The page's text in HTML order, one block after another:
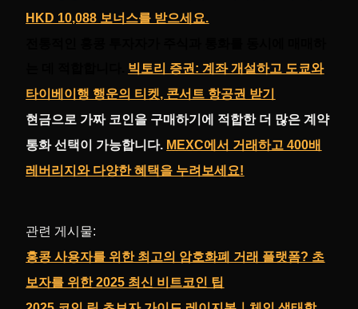
HKD 10,088 보너스를 받으세요.
빅토리 증권: 계좌 개설하고 도쿄와
타이베이행 행운의 티켓, 콘서트 항공권 받기
현금으로 가짜 코인을 구매하기에 적합한 더 많은 계약
통화 선택이 가능합니다. MEXC에서 거래하고 400배
레버리지와 다양한 혜택을 누려보세요!
관련 게시물:
홍콩 사용자를 위한 최고의 암호화폐 거래 플랫폼? 초
보자를 위한 2025 최신 비트코인 팁